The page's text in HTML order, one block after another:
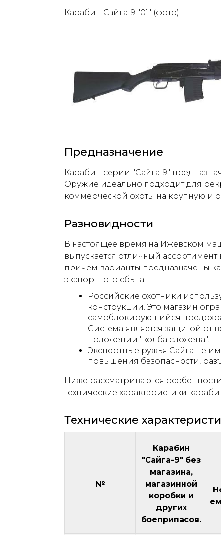
Карабин Сайга-9 "01" (фото).
Предназначение
Карабин серии "Сайга-9"
Оружие идеально подходит для
коммерческой охоты на крупную и
Разновидности
В настоящее время на Ижевском
выпускается отличный
причем варианты предназначены
экспортного сбыта.
Российские охотники
конструкции. Это магазин
самоблокирующийся
Система является защитой от
положении "колба сложена".
Экспортные ружья Сайга не
повышения безопасности,
Ниже рассматриваются
технические характеристики
Технические
№
Карабин
"Сайга-9" без
магазина,
магазинной
коробки и
других
боеприпасов.